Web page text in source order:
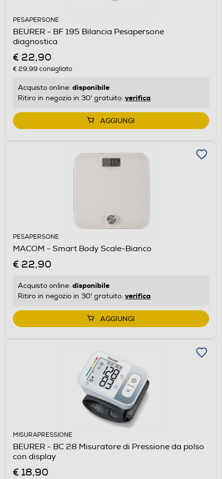
PESAPERSONE
BEURER - BF 195 Bilancia Pesapersone
diagnostica
€ 22,90
€ 29,99 consigliato
Acquisto online: disponibile
Ritiro in negozio in 30' gratuito: verifica
AGGIUNGI
PESAPERSONE
MACOM - Smart Body Scale-Bianco
€ 22,90
Acquisto online: disponibile
Ritiro in negozio in 30' gratuito: verifica
AGGIUNGI
MISURAPRESSIONE
BEURER - BC 28 Misuratore di Pressione da polso
con display
€ 18,90